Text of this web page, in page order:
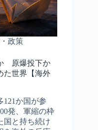
政策
原爆投下か
た世界【海外
121か国が参
発、軍縮の枠
国と持ち続け